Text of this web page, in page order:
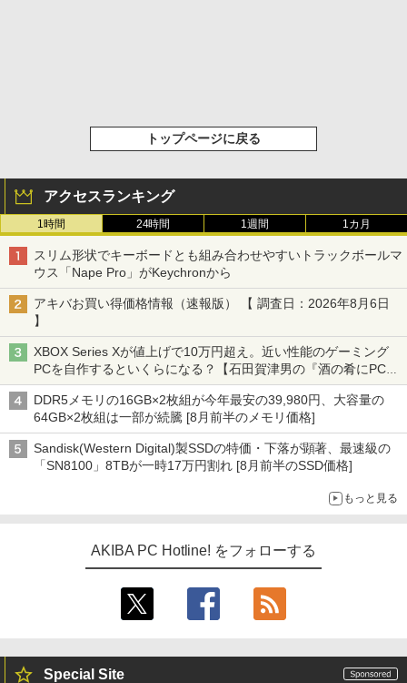
トップページに戻る
アクセスランキング
1時間 24時間 1週間 1カ月
スリム形状でキーボードとも組み合わせやすいトラックボールマ
ウス「Nape Pro」がKeychronから
アキバお買い得価格情報（速報版） 【 調査日：2026年8月6日
】
XBOX Series Xが値上げで10万円超え。近い性能のゲーミング
PCを自作するといくらになる？【石田賀津男の『酒の肴にPCゲ
ーム』】
DDR5メモリの16GB×2枚組が今年最安の39,980円、大容量の
64GB×2枚組は一部が続騰 [8月前半のメモリ価格]
Sandisk(Western Digital)製SSDの特価・下落が顕著、最速級の
「SN8100」8TBが一時17万円割れ [8月前半のSSD価格]
もっと見る
AKIBA PC Hotline! をフォローする
Special Site